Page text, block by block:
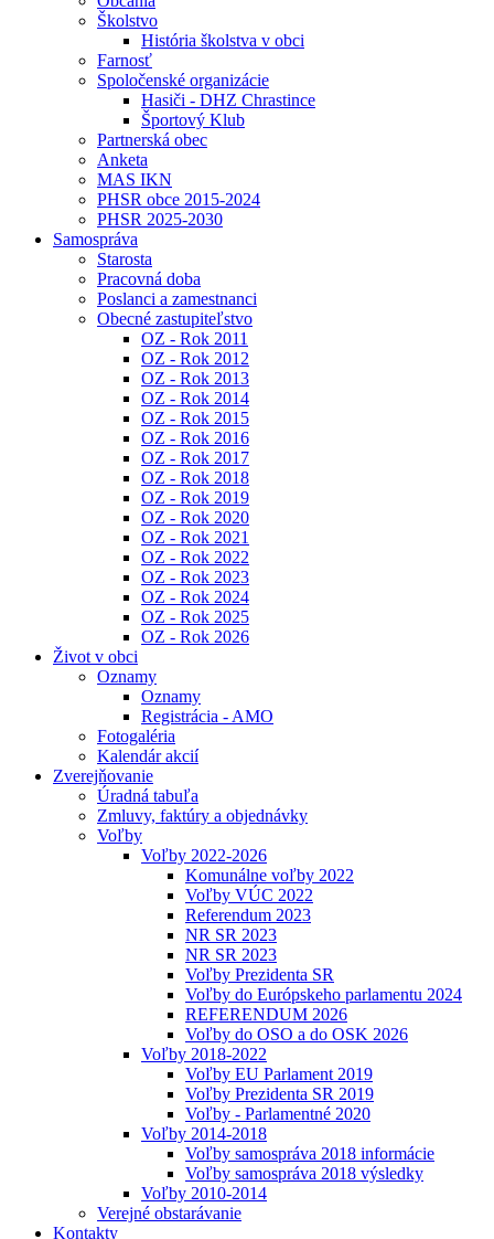
Školstvo
História školstva v obci
Farnosť
Spoločenské organizácie
Hasiči - DHZ Chrastince
Športový Klub
Partnerská obec
Anketa
MAS IKN
PHSR obce 2015-2024
PHSR 2025-2030
Samospráva
Starosta
Pracovná doba
Poslanci a zamestnanci
Obecné zastupiteľstvo
OZ - Rok 2011
OZ - Rok 2012
OZ - Rok 2013
OZ - Rok 2014
OZ - Rok 2015
OZ - Rok 2016
OZ - Rok 2017
OZ - Rok 2018
OZ - Rok 2019
OZ - Rok 2020
OZ - Rok 2021
OZ - Rok 2022
OZ - Rok 2023
OZ - Rok 2024
OZ - Rok 2025
OZ - Rok 2026
Život v obci
Oznamy
Oznamy
Registrácia - AMO
Fotogaléria
Kalendár akcií
Zverejňovanie
Úradná tabuľa
Zmluvy, faktúry a objednávky
Voľby
Voľby 2022-2026
Komunálne voľby 2022
Voľby VÚC 2022
Referendum 2023
NR SR 2023
NR SR 2023
Voľby Prezidenta SR
Voľby do Európskeho parlamentu 2024
REFERENDUM 2026
Voľby do OSO a do OSK 2026
Voľby 2018-2022
Voľby EU Parlament 2019
Voľby Prezidenta SR 2019
Voľby - Parlamentné 2020
Voľby 2014-2018
Voľby samospráva 2018 informácie
Voľby samospráva 2018 výsledky
Voľby 2010-2014
Verejné obstarávanie
Kontakty